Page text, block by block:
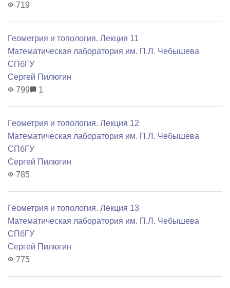
719
Геометрия и топология. Лекция 11
Математичеcкая лаборатория им. П.Л. Чебышева
СПбГУ
Сергей Пилюгин
799
1
Геометрия и топология. Лекция 12
Математичеcкая лаборатория им. П.Л. Чебышева
СПбГУ
Сергей Пилюгин
785
Геометрия и топология. Лекция 13
Математичеcкая лаборатория им. П.Л. Чебышева
СПбГУ
Сергей Пилюгин
775